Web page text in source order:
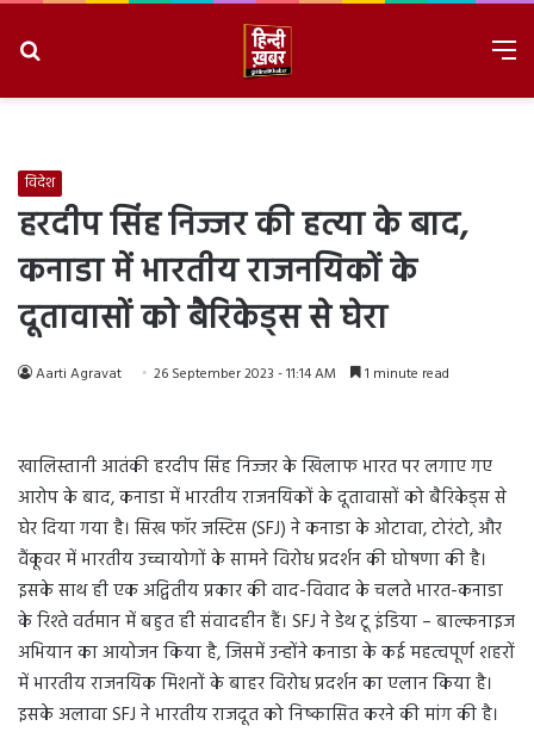
विदेश
हरदीप सिंह निज्जर की हत्या के बाद,
कनाडा में भारतीय राजनयिकों के
दूतावासों को बैरिकेड्स से घेरा
Aarti Agravat 26 September 2023 - 11:14 AM 1 minute read
खालिस्तानी आतंकी हरदीप सिंह निज्जर के खिलाफ भारत पर लगाए गए
आरोप के बाद, कनाडा में भारतीय राजनयिकों के दूतावासों को बैरिकेड्स से
घेर दिया गया है। सिख फॉर जस्टिस (SFJ) ने कनाडा के ओटावा, टोरंटो, और
वैंकूवर में भारतीय उच्चायोगों के सामने विरोध प्रदर्शन की घोषणा की है।
इसके साथ ही एक अद्वितीय प्रकार की वाद-विवाद के चलते भारत-कनाडा
के रिश्ते वर्तमान में बहुत ही संवादहीन हैं। SFJ ने डेथ टू इंडिया – बाल्कनाइज
अभियान का आयोजन किया है, जिसमें उन्होंने कनाडा के कई महत्वपूर्ण शहरों
में भारतीय राजनयिक मिशनों के बाहर विरोध प्रदर्शन का एलान किया है।
इसके अलावा SFJ ने भारतीय राजदूत को निष्कासित करने की मांग की है।